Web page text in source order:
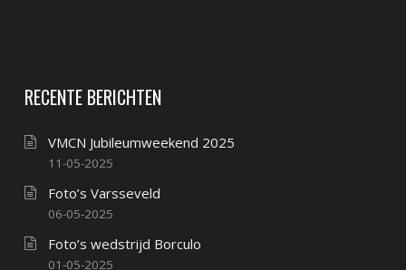
RECENTE BERICHTEN
VMCN Jubileumweekend 2025
11-05-2025
Foto’s Varsseveld
06-05-2025
Foto’s wedstrijd Borculo
01-05-2025